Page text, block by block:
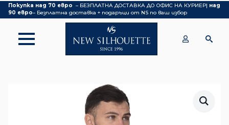
Покупка над 70 евро – БЕЗПЛАТНА ДОСТАВКА ДО ОФИС НА КУРИЕР| над
90 евро– Безплатна доставка + подаръци от NS по ваш избор